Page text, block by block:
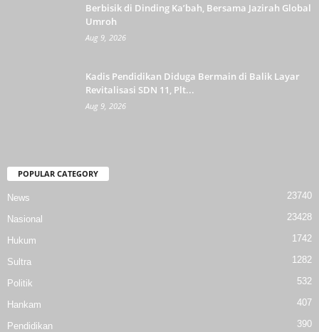
Berbisik di Dinding Ka’bah, Bersama Jazirah Global
Umroh
Aug 9, 2026
Kadis Pendidikan Diduga Bermain di Balik Layar
Revitalisasi SDN 11, Plt...
Aug 9, 2026
POPULAR CATEGORY
News 23740
Nasional 23428
Hukum 1742
Sultra 1282
Politik 532
Hankam 407
Pendidikan 390